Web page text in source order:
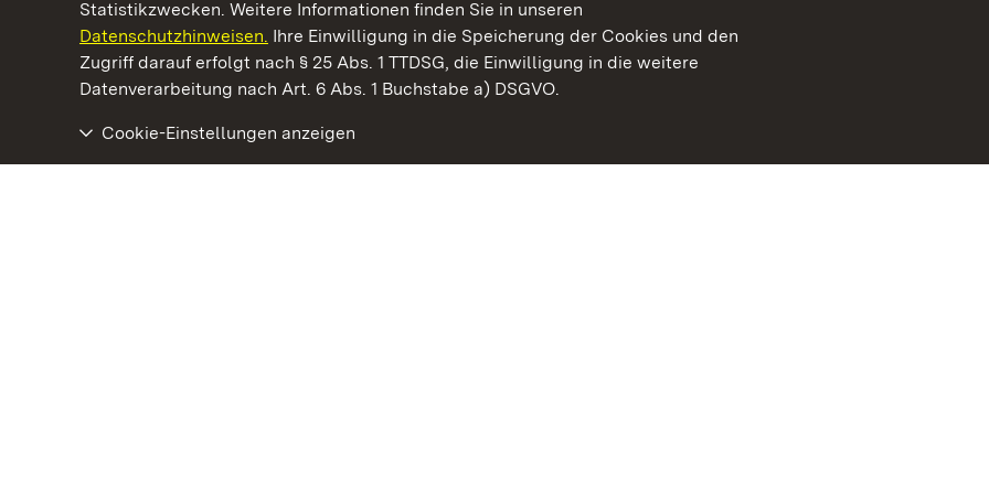
Statistikzwecken. Weitere Informationen finden Sie in unseren
Datenschutzhinweisen. Ihre Einwilligung in die Speicherung der Cookies und den
Zugriff darauf erfolgt nach § 25 Abs. 1 TTDSG, die Einwilligung in die weitere
Datenverarbeitung nach Art. 6 Abs. 1 Buchstabe a) DSGVO.
Cookie-Einstellungen anzeigen
Kommen. Staunen. Genießen.